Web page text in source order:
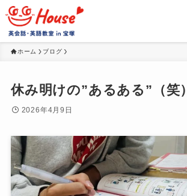
ホーム ブログ
休み明けの”あるある”（笑）
2026年4月9日